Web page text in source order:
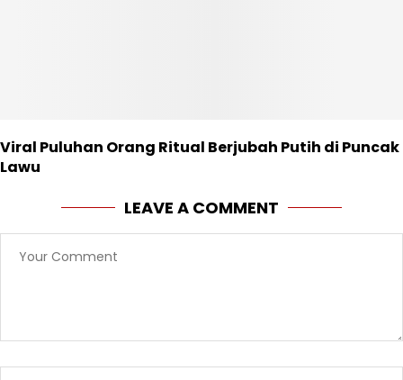
Viral Puluhan Orang Ritual Berjubah Putih di Puncak
Lawu
LEAVE A COMMENT